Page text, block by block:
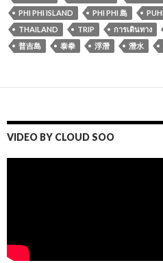
PHI PHI ISLAND
PHI PHI 島
THAILAND
TRIP การเดินทาง
普吉島
泰拳 浮潛 潛水
VIDEO BY CLOUD SOO